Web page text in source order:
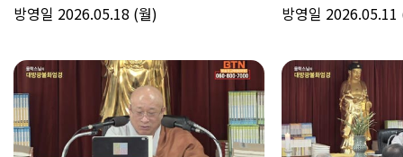
방영일 2026.05.18 (월) 방영일 2026.05.11